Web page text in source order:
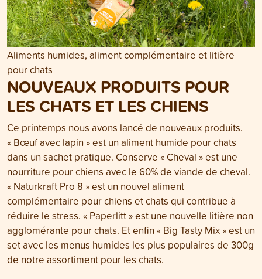
Aliments humides, aliment complémentaire et litière
pour chats
NOUVEAUX PRODUITS POUR
LES CHATS ET LES CHIENS
Ce printemps nous avons lancé de nouveaux produits.
« Bœuf avec lapin » est un aliment humide pour chats
dans un sachet pratique. Conserve « Cheval » est une
nourriture pour chiens avec le 60% de viande de cheval.
« Naturkraft Pro 8 » est un nouvel aliment
complémentaire pour chiens et chats qui contribue à
réduire le stress. « Paperlitt » est une nouvelle litière non
agglomérante pour chats. Et enfin « Big Tasty Mix » est un
set avec les menus humides les plus populaires de 300g
de notre assortiment pour les chats.